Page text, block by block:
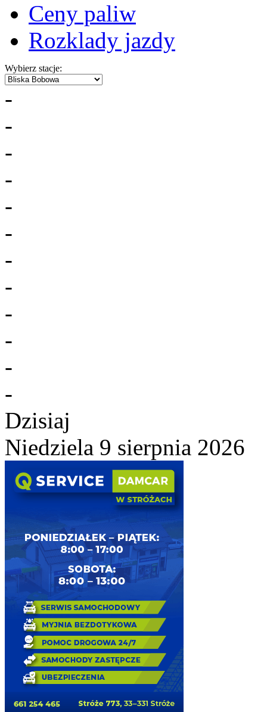
Ceny paliw
Rozklady jazdy
Wybierz stacje:
-
-
-
-
-
-
-
-
-
-
-
-
Dzisiaj
Niedziela 9 sierpnia 2026